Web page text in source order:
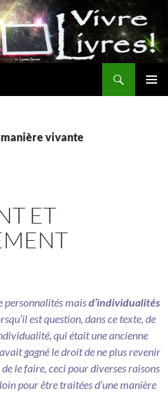
vivante
ET
personnalités maisd’individualités
est question, dans ce texte, de
qui était une ancienne
gagné le droit de ne plus revenir
le faire, ceci pour diverses raisons
pour être traitées d’une manière